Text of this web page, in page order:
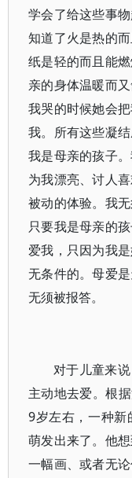
学会了给这些事
知道了火是热的
纸是轻的而且能
亲的身体温暖而
我哭的时候她会
我。所有这些凝
我是母亲的孩子
为我漂亮、讨人
被动的体验。我
只要我是母亲的
爱我，只因为我
无条件的。母爱
无须被报答。
对于儿童来
主动地去爱。根
9岁左右，一种新
萌发出来了。他
一幅画、或者无